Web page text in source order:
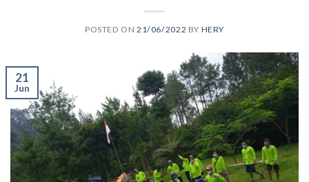
POSTED ON21/06/2022 BY HERY
21
Jun